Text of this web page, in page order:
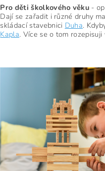
Pro děti školkového věku -
Dají se zařadit i různé druhy
skládací stavebnici Duha.
Kapla. Více se o tom